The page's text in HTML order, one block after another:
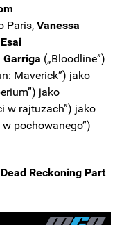
Paris,Vanessa
Esai
Garriga („Bloodline”)
Maverick”) jako
jako
w rajtuzach”) jako
w pochowanego”)
Reckoning Part